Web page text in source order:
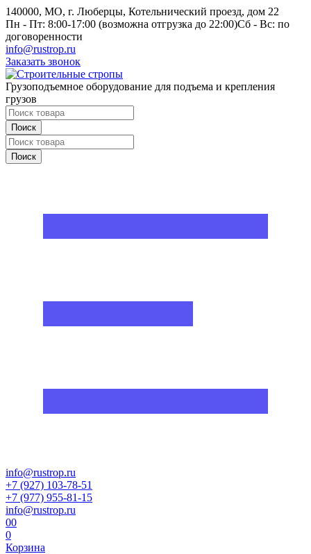
140000, МО, г. Люберцы, Котельнический проезд, дом 22
Пн - Пт: 8:00-17:00 (возможна отгрузка до 22:00)Сб - Вс: по
договоренности
info@rustrop.ru
Заказать звонок
Грузоподъемное оборудование для подъема и крепления
грузов
Поиск
Поиск
info@rustrop.ru
+7 (927) 103-78-51
+7 (977) 955-81-15
info@rustrop.ru
00
0
Корзина